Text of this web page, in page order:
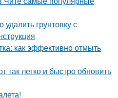
грунтовку с
как эффективно отмыть
так легко и быстро обновить